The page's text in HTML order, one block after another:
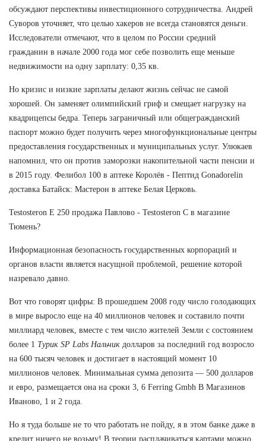
обсуждают перспективы инвестиционного сотрудничества. Андрей
Суворов уточняет, что целью хакеров не всегда становятся деньги.
Исследователи отмечают, что в целом по России средний
гражданин в начале 2000 года мог себе позволить еще меньше
недвижимости на одну зарплату: 0,35 кв.
Но кризис и низкие зарплаты делают жизнь сейчас не самой
хорошей. Он заменяет олимпийский гриф и смещает нагрузку на
квадрицепсы бедра. Теперь заграничный или общегражданский
паспорт можно будет получить через многофункциональные центры
предоставления государственных и муниципальных услуг. Улюкаев
напомнил, что он против заморозки накопительной части пенсии и
в 2015 году. Фелибол 100 в аптеке Королёв - Пептид Gonadorelin
доставка Батайск: Мастерон в аптеке Белая Церковь.
Testosteron E 250 продажа Павлово - Testosteron C в магазине
Тюмень?
Информационная безопасность государственных корпораций и
органов власти является насущной проблемой, решение которой
назревало давно.
Вот что говорят цифры: В прошедшем 2008 году число голодающих
в мире выросло еще на 40 миллионов человек и составило почти
миллиард человек, вместе с тем число жителей Земли с состоянием
более 1 Турик SP Labs Нальчик долларов за последний год возросло
на 600 тысяч человек и достигает в настоящий момент 10
миллионов человек. Минимальная сумма депозита — 500 долларов
и евро, размещается она на сроки 3, 6 Ferring Gmbh В Магазинов
Иваново, 1 и 2 года.
Но я туда больше не то что работать не пойду, я в этом банке даже в
кредит ничего не возьму! В теории расплачиваться картами можно